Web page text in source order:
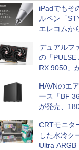
iPadでもそ
ルペン「
エレコムか
開発
デュアルフ
の「PULSE
RX 9050」
HAVNのエ
ース「BF
が発売、
載
CRTモニタ
した水冷ク
Ultra ARGB